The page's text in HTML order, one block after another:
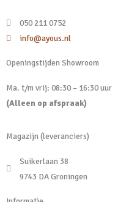
050 211 0752
info@ayous.nl
Openingstijden Showroom
Ma. t/m vrij: 08:30 – 16:30 uur
(Alleen op afspraak)
Magazijn (leveranciers)
Suikerlaan 38
9743 DA Groningen